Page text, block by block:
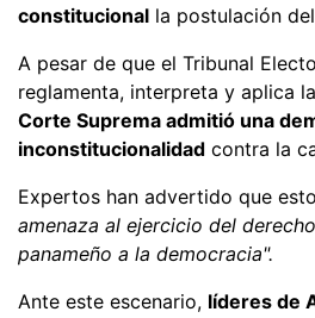
constitucional la postulación
A pesar de que el Tribunal
reglamenta, interpreta y aplica
Corte Suprema admitió una
inconstitucionalidad contra la
Expertos han advertido que
amenaza al ejercicio del
panameño a la democracia".
Ante este escenario, líderes de